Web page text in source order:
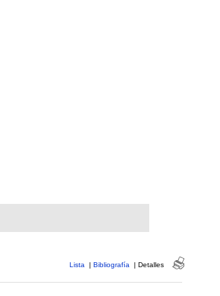
Lista | Bibliografía | Detalles